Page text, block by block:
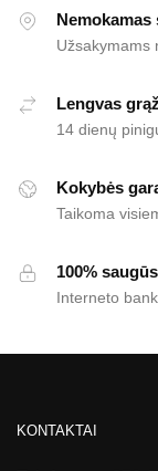
Užsakymams
Lengvas
14 dienų
Kokybės
Taikoma
100%
Interneto
KONTAKTAI